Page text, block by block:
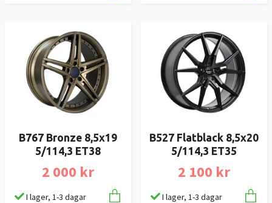
B767 Bronze 8,5x19
5/114,3 ET38
2 000 kr
I lager, 1-3 dagar
B527 Flatblack 8,5x20
5/114,3 ET35
2 100 kr
I lager, 1-3 dagar